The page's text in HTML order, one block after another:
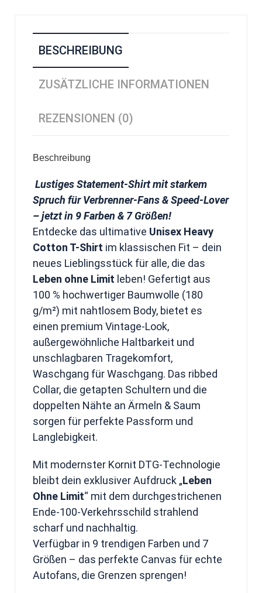
BESCHREIBUNG
ZUSÄTZLICHE INFORMATIONEN
REZENSIONEN (0)
Beschreibung
Lustiges Statement-Shirt mit starkem
Spruch für Verbrenner-Fans & Speed-Lover
– jetzt in 9 Farben & 7 Größen!
Entdecke das ultimative Unisex Heavy
Cotton T-Shirt im klassischen Fit – dein
neues Lieblingsstück für alle, die das
Leben ohne Limit leben! Gefertigt aus
100 % hochwertiger Baumwolle (180
g/m²) mit nahtlosem Body, bietet es
einen premium Vintage-Look,
außergewöhnliche Haltbarkeit und
unschlagbaren Tragekomfort,
Waschgang für Waschgang. Das ribbed
Collar, die getapten Schultern und die
doppelten Nähte an Ärmeln & Saum
sorgen für perfekte Passform und
Langlebigkeit.
Mit modernster Kornit DTG-Technologie
bleibt dein exklusiver Aufdruck „Leben
Ohne Limit“ mit dem durchgestrichenen
Ende-100-Verkehrsschild strahlend
scharf und nachhaltig.
Verfügbar in 9 trendigen Farben und 7
Größen – das perfekte Canvas für echte
Autofans, die Grenzen sprengen!